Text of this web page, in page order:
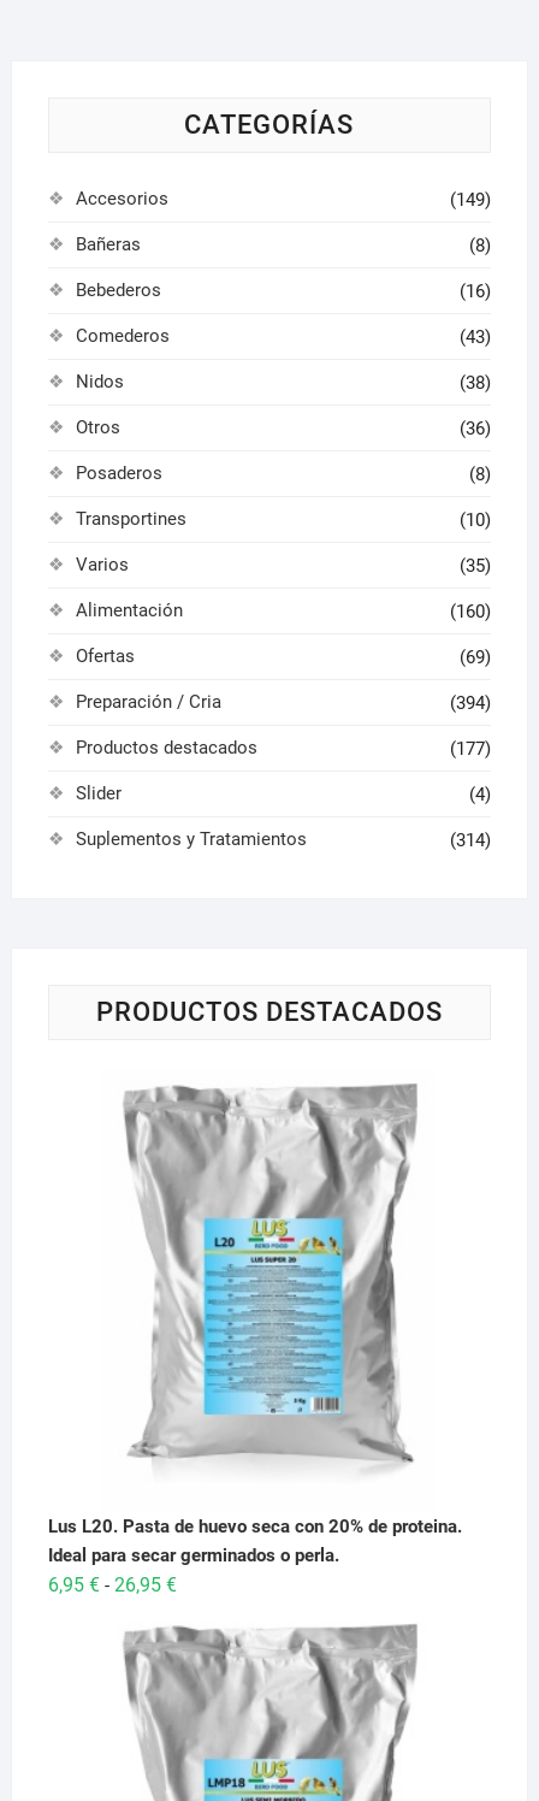
la
CATEGORÍAS
Accesorios (149)
Bañeras (8)
Bebederos (16)
Comederos (43)
Nidos (38)
Otros (36)
Posaderos (8)
Transportines (10)
Varios (35)
Alimentación (160)
Ofertas (69)
Preparación / Cria (394)
Productos destacados (177)
Slider (4)
Suplementos y Tratamientos (314)
PRODUCTOS DESTACADOS
Lus L20. Pasta de huevo seca con 20% de proteina.
Ideal para secar germinados o perla.
6,95 € - 26,95 €Rango
precios:
desde
6,95 €
26,95 €